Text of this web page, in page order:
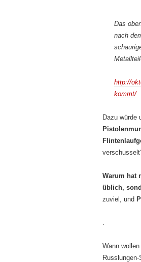
Das
nach
http://
kommt/
Dazu würde
Warum hat
üblich,
zuviel, und
.
Wann